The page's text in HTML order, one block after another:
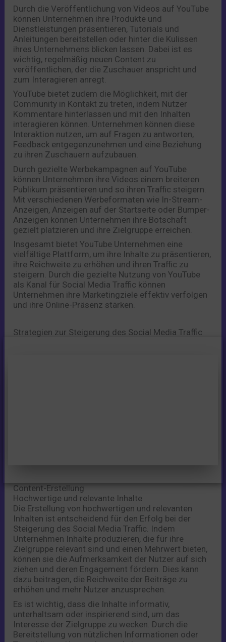
Durch die Veröffentlichung von Videos auf YouTube
können Unternehmen ihre Produkte und
Dienstleistungen präsentieren, Tutorials und
Anleitungen bereitstellen oder hinter die Kulissen
ihres Unternehmens blicken lassen. Dabei ist es
wichtig, regelmäßig neuen Content zu
veröffentlichen, der die Zuschauer anspricht und
zum Interagieren anregt.
YouTube bietet zudem die Möglichkeit, mit der
Community in Kontakt zu treten, indem Nutzer
Kommentare hinterlassen und mit den Inhalten
interagieren können. Unternehmen können diese
Interaktion nutzen, um auf Fragen zu antworten,
Feedback entgegenzunehmen und eine Beziehung
zu ihren Zuschauern aufzubauen.
Durch gezielte Werbekampagnen auf YouTube
können Unternehmen ihre Videos einem breiteren
Publikum präsentieren und so ihren Traffic steigern.
Mit verschiedenen Werbeformaten wie In-Stream-
Anzeigen, Anzeigen auf der Startseite oder Bumper-
Anzeigen können Unternehmen ihre Botschaft
gezielt platzieren und ihre Zielgruppe erreichen.
Insgesamt bietet YouTube Unternehmen eine
vielfältige Plattform, um ihre Inhalte zu präsentieren,
ihre Reichweite zu erhöhen und ihren Traffic zu
steigern. Durch die gezielte Nutzung von YouTube
als Kanal für Social Media Traffic können
Unternehmen ihre Marketingziele effektiv verfolgen
und ihre Online-Präsenz stärken.
Strategien zur Steigerung des Social Media Traffic
Content-Erstellung
Hochwertige und relevante Inhalte
Die Erstellung von hochwertigen und relevanten
Inhalten ist entscheidend für den Erfolg bei der
Steigerung des Social Media Traffic. Indem
Unternehmen Inhalte produzieren, die für ihre
Zielgruppe relevant sind und einen Mehrwert bieten,
können sie die Aufmerksamkeit der Nutzer auf sich
ziehen und deren Engagement fördern. Dies kann
dazu beitragen, die Reichweite der Beiträge zu
erhöhen und mehr Nutzer anzusprechen.
Es ist wichtig, dass die Inhalte informativ,
unterhaltsam oder inspirierend sind, um das
Interesse der Zielgruppe zu wecken. Durch die
Bereitstellung von nützlichen Informationen oder